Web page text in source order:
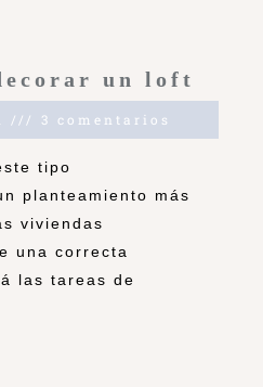
un loft
3 comentarios
tipo
planteamiento más
viviendas
una correcta
las tareas de